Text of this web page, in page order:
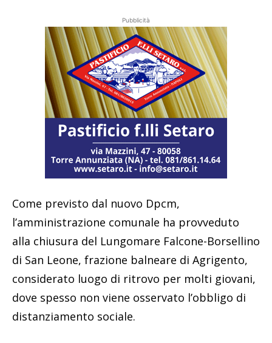
Pubblicità
Come previsto dal nuovo Dpcm,
l’amministrazione comunale ha provveduto
alla chiusura del Lungomare Falcone-Borsellino
di San Leone, frazione balneare di Agrigento,
considerato luogo di ritrovo per molti giovani,
dove spesso non viene osservato l’obbligo di
distanziamento sociale.